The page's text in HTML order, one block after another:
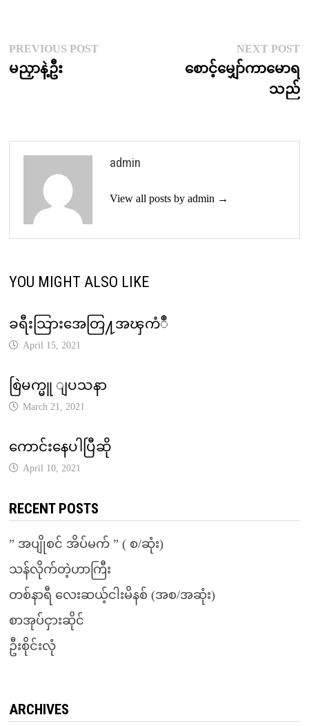
Post
navigation
PREVIOUS POSTPrevious
မညှာနဲ့ဦး
NEXT POST
စောင့်မျှော်ကာမောရ
သည်
admin
View all posts by admin →
YOU MIGHT ALSO LIKE
ခရီးသြားအေတြ႔အၾကံဳ
April 15, 2021
စြဲမက္မူ ျပသနာ
March 21, 2021
ကောင်းနေပါပြီဆို
April 10, 2021
RECENT POSTS
” အပျိုစင် အိပ်မက် ” ( စ/ဆုံး)
သန်လိုက်တဲ့ဟာကြီး
တစ်နာရီ လေးဆယ့်ငါးမိနစ် (အစ/အဆုံး)
စာအုပ်ငှားဆိုင်
ဦးစိုင်းလုံ
ARCHIVES